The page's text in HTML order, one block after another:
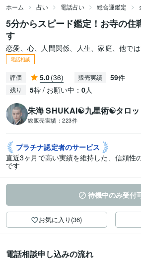
ホーム 占い 電話占い 総合運鑑定
5分からスピード鑑定！お寺の住
す
恋愛、心、人間関係、人生、家庭、他で
電話相談
評価 5.0(36) 販売実績 59件
残り 5枠 / お願い中： 0人
朱海 SHUKAI☯九星術☯タロッ
総販売実績： 223件
プラチナ認定者のサービス
直近3ヶ月で高い実績を維持した、信頼性
です
待機中のみ受付
お気に入り(36)
電話相談申し込みの流れ